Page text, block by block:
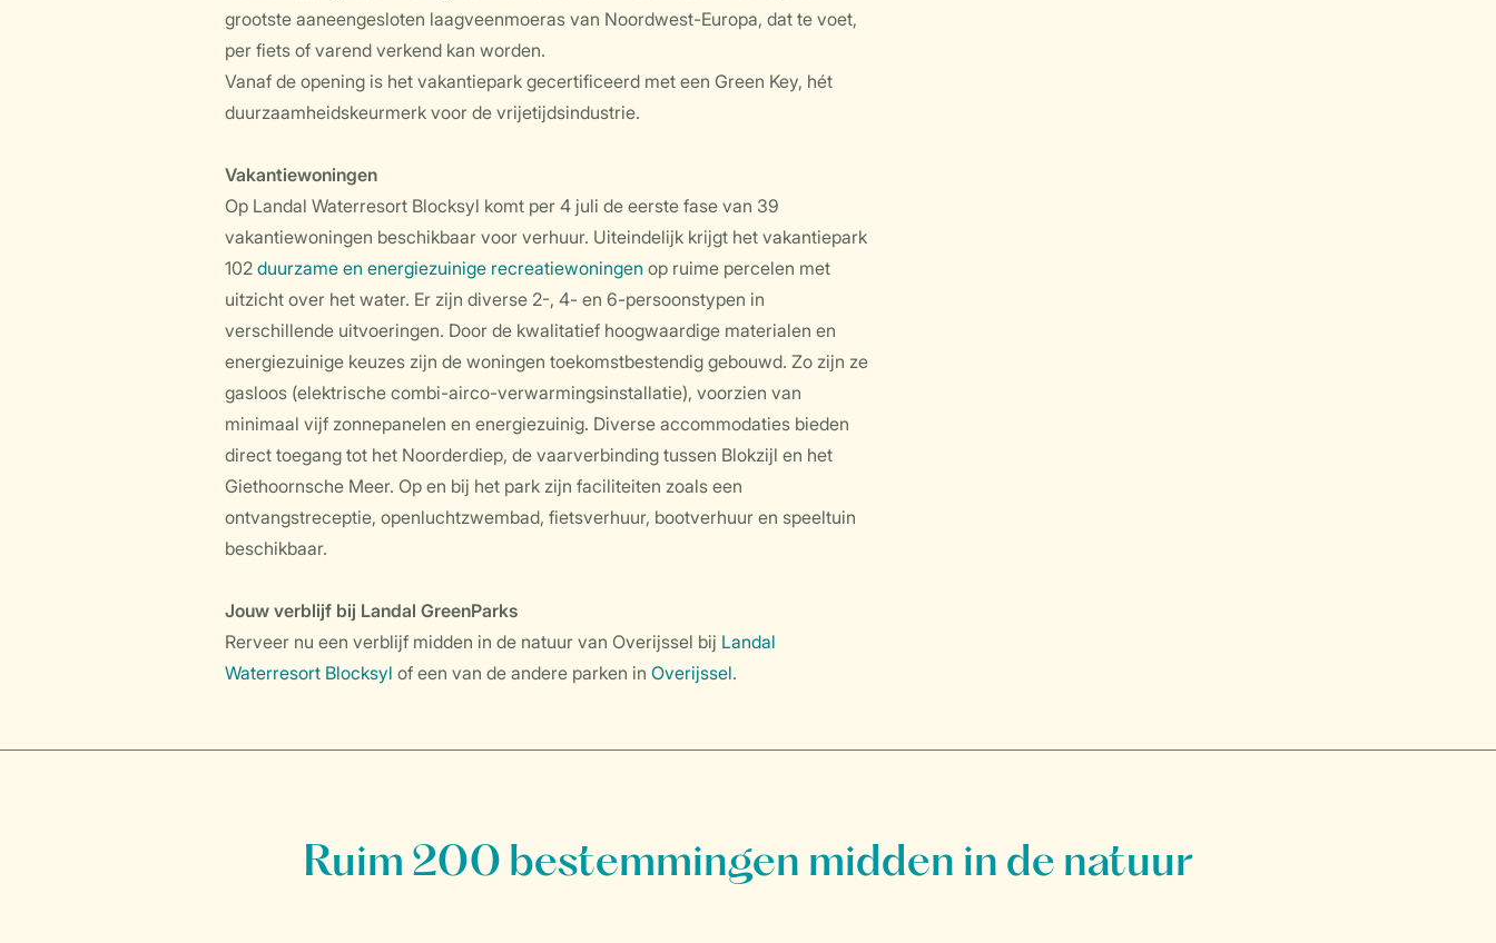
grootste aaneengesloten laagveenmoeras van Noordwest-Europa, dat te voet,
per fiets of varend verkend kan worden.
Vanaf de opening is het vakantiepark gecertificeerd met een Green Key, hét
duurzaamheidskeurmerk voor de vrijetijdsindustrie.
Vakantiewoningen
Op Landal Waterresort Blocksyl komt per 4 juli de eerste fase van 39
vakantiewoningen beschikbaar voor verhuur. Uiteindelijk krijgt het vakantiepark
102 duurzame en energiezuinige recreatiewoningen op ruime percelen met
uitzicht over het water. Er zijn diverse 2-, 4- en 6-persoonstypen in
verschillende uitvoeringen. Door de kwalitatief hoogwaardige materialen en
energiezuinige keuzes zijn de woningen toekomstbestendig gebouwd. Zo zijn ze
gasloos (elektrische combi-airco-verwarmingsinstallatie), voorzien van
minimaal vijf zonnepanelen en energiezuinig. Diverse accommodaties bieden
direct toegang tot het Noorderdiep, de vaarverbinding tussen Blokzijl en het
Giethoornsche Meer. Op en bij het park zijn faciliteiten zoals een
ontvangstreceptie, openluchtzwembad, fietsverhuur, bootverhuur en speeltuin
beschikbaar.
Jouw verblijf bij Landal GreenParks
Rerveer nu een verblijf midden in de natuur van Overijssel bij Landal
Waterresort Blocksyl of een van de andere parken in Overijssel.
Ruim 200 bestemmingen midden in de natuur